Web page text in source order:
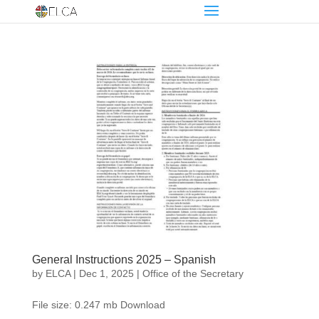
General Instructions 2025 – Spanish
by ELCA| Dec 1, 2025 | Office of the Secretary
File size: 0.247 mb Download